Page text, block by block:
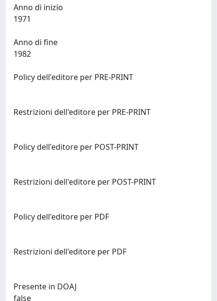
Anno di inizio
Anno di fine
Policy dell'editore per PRE-PRINT
Restrizioni dell'editore per PRE-PRINT
Policy dell'editore per POST-PRINT
Restrizioni dell'editore per POST-PRINT
Policy dell'editore per PDF
Restrizioni dell'editore per PDF
Presente in DOAJ